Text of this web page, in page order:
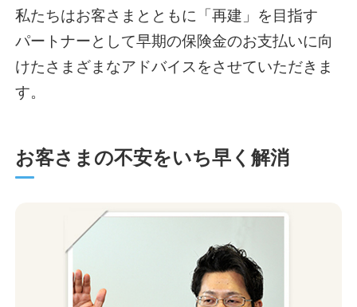
私たちはお客さまとともに「再建」を目指す
パートナーとして早期の保険金のお支払いに向
けたさまざまなアドバイスをさせていただきま
す。
お客さまの不安をいち早く解消